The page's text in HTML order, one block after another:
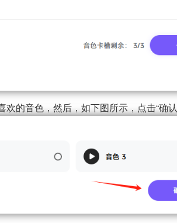
的音色，然后，如下图所示，点击“确认